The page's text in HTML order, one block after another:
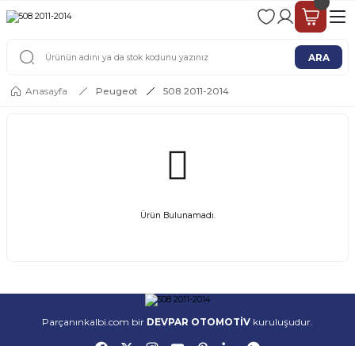
2 - 4 İŞ GÜNÜ İÇERİSİNDE KARGO
ARA
Anasayfa Peugeot 508 2011-2014
Ürün Bulunamadı.
ORİJİNAL ÜRÜN
KARGO & GÖNDERİM
Parçanınkalbi.com bir DEVPAR OTOMOTİV kuruluşudur.